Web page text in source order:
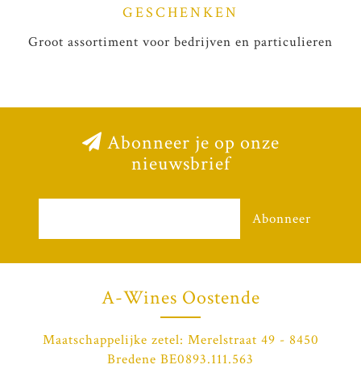
GESCHENKEN
Groot assortiment voor bedrijven en particulieren
Abonneer je op onze
nieuwsbrief
Abonneer
A-Wines Oostende
Maatschappelijke zetel: Merelstraat 49 - 8450
Bredene BE0893.111.563